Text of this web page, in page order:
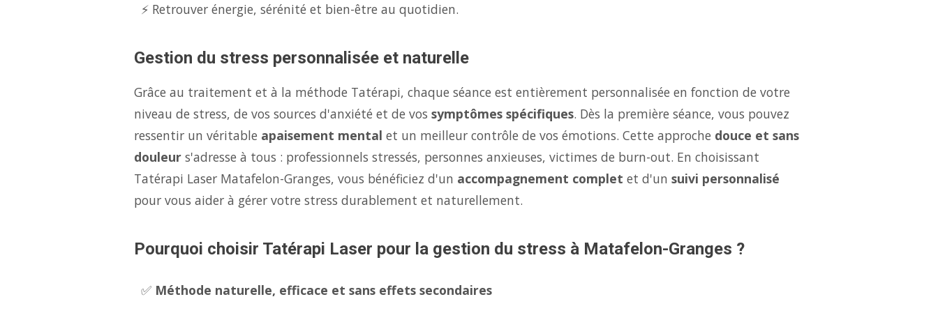
⚡ Retrouver énergie, sérénité et bien-être au quotidien.
Gestion du stress personnalisée et naturelle
Grâce au traitement et à la méthode Tatérapi, chaque séance est entièrement personnalisée en fonction de votre
niveau de stress, de vos sources d'anxiété et de vos symptômes spécifiques. Dès la première séance, vous pouvez
ressentir un véritable apaisement mental et un meilleur contrôle de vos émotions. Cette approche douce et sans
douleur s'adresse à tous : professionnels stressés, personnes anxieuses, victimes de burn-out. En choisissant
Tatérapi Laser Matafelon-Granges, vous bénéficiez d'un accompagnement complet et d'un suivi personnalisé
pour vous aider à gérer votre stress durablement et naturellement.
Pourquoi choisir Tatérapi Laser pour la gestion du stress à Matafelon-Granges ?
✅ Méthode naturelle, efficace et sans effets secondaires